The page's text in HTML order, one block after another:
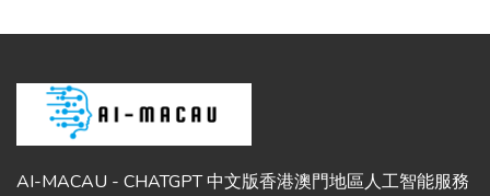
AI-MACAU - CHATGPT 中文版香港澳門地區人工智能服務